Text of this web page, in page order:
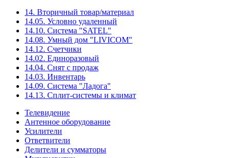
14. Вторичный товар/материал
14.05. Условно удаленный
14.10. Система "SATEL"
14.08. Умный дом "LIVICOM"
14.12. Счетчики
14.02. Единоразовый
14.04. Снят с продаж
14.03. Инвентарь
14.09. Система "Ладога"
14.13. Сплит-системы и климат
Телевидение
Антенное оборудование
Усилители
Ответвители
Делители и сумматоры